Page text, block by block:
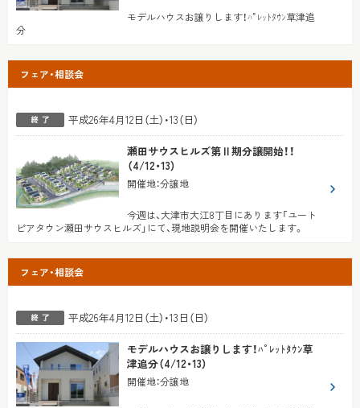
モデルハウスお譲りします！ﾊﾟﾚｯﾄﾀｳﾝ草津追
分
フェア・相談会
平成26年4月12日（土）・13（日）
瀬田サウスヒルズ第Ⅱ期分譲開始！！
（4/12・13）
開催地：分譲地
今週は、大津市大江8丁目にあります「ユート
ピアタウン瀬田サウスヒルズ」にて、現地説明会を開催いたします。
フェア・相談会
平成26年4月12日（土）・13日（日）
モデルハウスお譲りします！ﾊﾟﾚｯﾄﾀｳﾝ草
津追分（4/12・13）
開催地：分譲地